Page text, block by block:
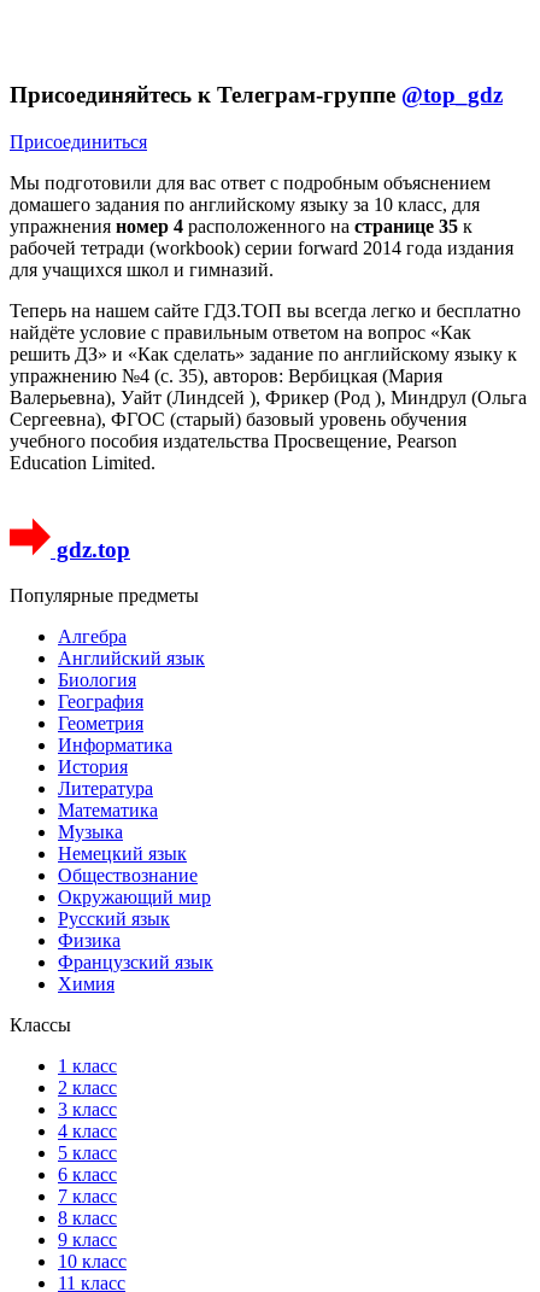
Присоединяйтесь к Телеграм-группе @top_gdz
Присоединиться
Мы подготовили для вас ответ c подробным объяснением
домашего задания по английскому языку за 10 класс, для
упражнения номер 4 расположенного на странице 35 к
рабочей тетради (workbook) серии forward 2014 года издания
для учащихся школ и гимназий.
Теперь на нашем сайте ГДЗ.ТОП вы всегда легко и бесплатно
найдёте условие с правильным ответом на вопрос «Как
решить ДЗ» и «Как сделать» задание по английскому языку к
упражнению №4 (с. 35), авторов: Вербицкая (Мария
Валерьевна), Уайт (Линдсей ), Фрикер (Род ), Миндрул (Ольга
Сергеевна), ФГОС (старый) базовый уровень обучения
учебного пособия издательства Просвещение, Pearson
Education Limited.
gdz.top
Популярные предметы
Алгебра
Английский язык
Биология
География
Геометрия
Информатика
История
Литература
Математика
Музыка
Немецкий язык
Обществознание
Окружающий мир
Русский язык
Физика
Французский язык
Химия
Классы
1 класс
2 класс
3 класс
4 класс
5 класс
6 класс
7 класс
8 класс
9 класс
10 класс
11 класс